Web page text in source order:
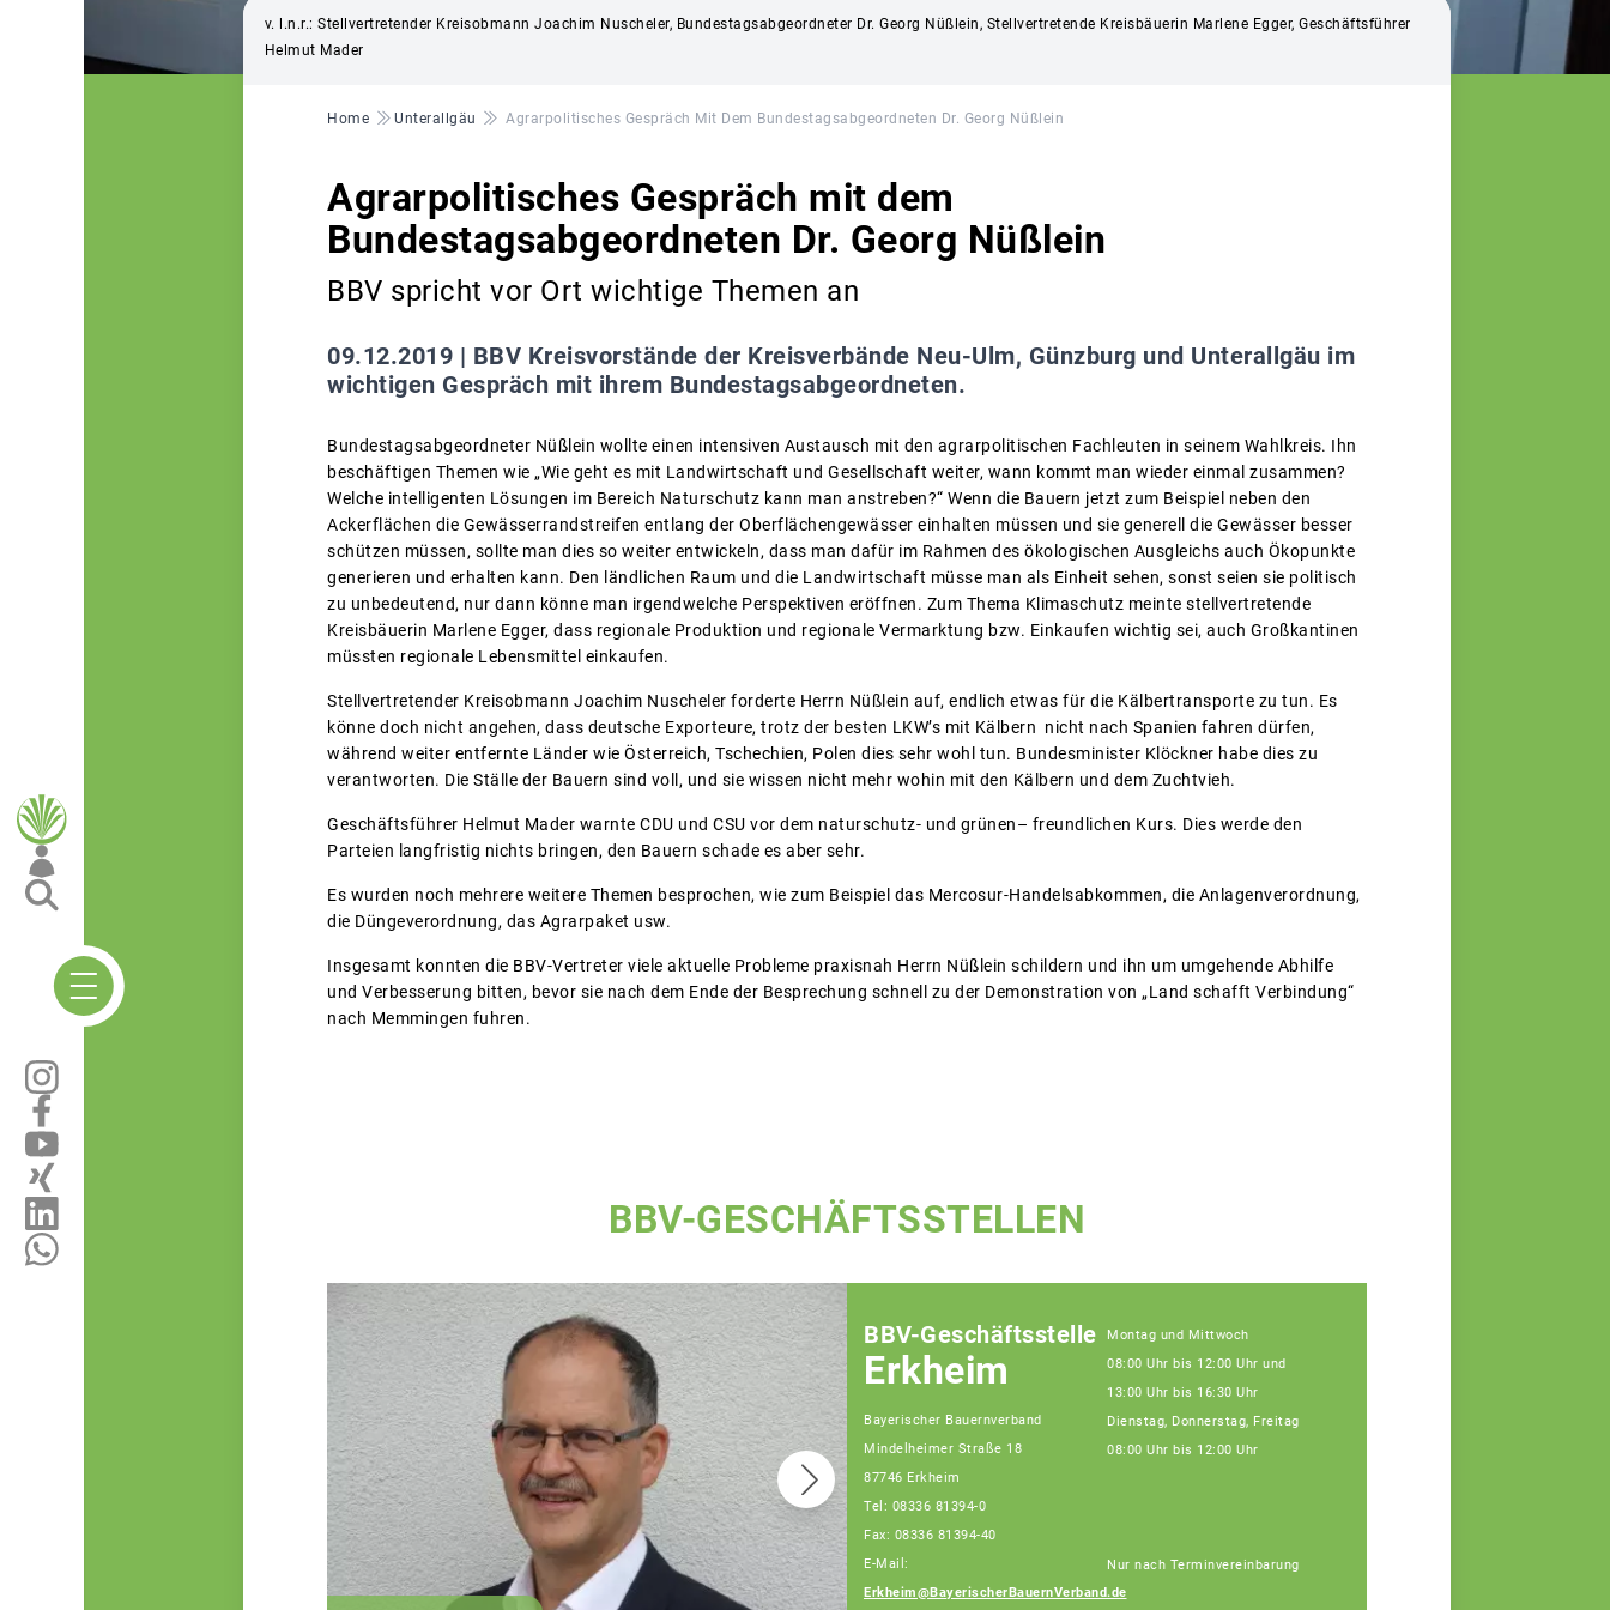
v. l.n.r.: Stellvertretender Kreisobmann Joachim Nuscheler, Bundestagsabgeordneter Dr. Georg Nüßlein, Stellvertretende Kreisbäuerin Marlene Egger, Geschäftsführer
Helmut Mader
Pfadnavigation
Home Unterallgäu Agrarpolitisches Gespräch Mit Dem Bundestagsabgeordneten Dr. Georg Nüßlein
Agrarpolitisches Gespräch mit dem
Bundestagsabgeordneten Dr. Georg Nüßlein
BBV spricht vor Ort wichtige Themen an
09.12.2019 | BBV Kreisvorstände der Kreisverbände Neu-Ulm, Günzburg und Unterallgäu im
wichtigen Gespräch mit ihrem Bundestagsabgeordneten.
Bundestagsabgeordneter Nüßlein wollte einen intensiven Austausch mit den agrarpolitischen Fachleuten in seinem Wahlkreis. Ihn
beschäftigen Themen wie „Wie geht es mit Landwirtschaft und Gesellschaft weiter, wann kommt man wieder einmal zusammen?
Welche intelligenten Lösungen im Bereich Naturschutz kann man anstreben?“ Wenn die Bauern jetzt zum Beispiel neben den
Ackerflächen die Gewässerrandstreifen entlang der Oberflächengewässer einhalten müssen und sie generell die Gewässer besser
schützen müssen, sollte man dies so weiter entwickeln, dass man dafür im Rahmen des ökologischen Ausgleichs auch Ökopunkte
generieren und erhalten kann. Den ländlichen Raum und die Landwirtschaft müsse man als Einheit sehen, sonst seien sie politisch
zu unbedeutend, nur dann könne man irgendwelche Perspektiven eröffnen. Zum Thema Klimaschutz meinte stellvertretende
Kreisbäuerin Marlene Egger, dass regionale Produktion und regionale Vermarktung bzw. Einkaufen wichtig sei, auch Großkantinen
müssten regionale Lebensmittel einkaufen.
Stellvertretender Kreisobmann Joachim Nuscheler forderte Herrn Nüßlein auf, endlich etwas für die Kälbertransporte zu tun. Es
könne doch nicht angehen, dass deutsche Exporteure, trotz der besten LKW’s mit Kälbern nicht nach Spanien fahren dürfen,
während weiter entfernte Länder wie Österreich, Tschechien, Polen dies sehr wohl tun. Bundesminister Klöckner habe dies zu
verantworten. Die Ställe der Bauern sind voll, und sie wissen nicht mehr wohin mit den Kälbern und dem Zuchtvieh.
Geschäftsführer Helmut Mader warnte CDU und CSU vor dem naturschutz- und grünen– freundlichen Kurs. Dies werde den
Parteien langfristig nichts bringen, den Bauern schade es aber sehr.
Es wurden noch mehrere weitere Themen besprochen, wie zum Beispiel das Mercosur-Handelsabkommen, die Anlagenverordnung,
die Düngeverordnung, das Agrarpaket usw.
Insgesamt konnten die BBV-Vertreter viele aktuelle Probleme praxisnah Herrn Nüßlein schildern und ihn um umgehende Abhilfe
und Verbesserung bitten, bevor sie nach dem Ende der Besprechung schnell zu der Demonstration von „Land schafft Verbindung“
nach Memmingen fuhren.
BBV-GESCHÄFTSSTELLEN
BBV-Geschäftsstelle
Erkheim
Bayerischer Bauernverband
Mindelheimer Straße 18
87746 Erkheim
Tel: 08336 81394-0
Fax: 08336 81394-40
E-Mail:
Erkheim@BayerischerBauernVerband.de
Montag und Mittwoch
08:00 Uhr bis 12:00 Uhr und
13:00 Uhr bis 16:30 Uhr
Dienstag, Donnerstag, Freitag
08:00 Uhr bis 12:00 Uhr
Nur nach Terminvereinbarung